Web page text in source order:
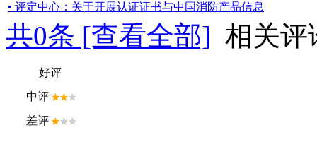
• 评定中心：关于开展认证证书与中国消防产品信息
共0条 [查看全部] 相关评